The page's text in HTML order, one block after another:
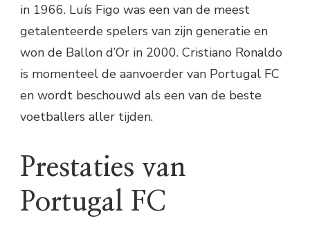
in 1966. Luís Figo was een van de meest
getalenteerde spelers van zijn generatie en
won de Ballon d’Or in 2000. Cristiano Ronaldo
is momenteel de aanvoerder van Portugal FC
en wordt beschouwd als een van de beste
voetballers aller tijden.
Prestaties van
Portugal FC